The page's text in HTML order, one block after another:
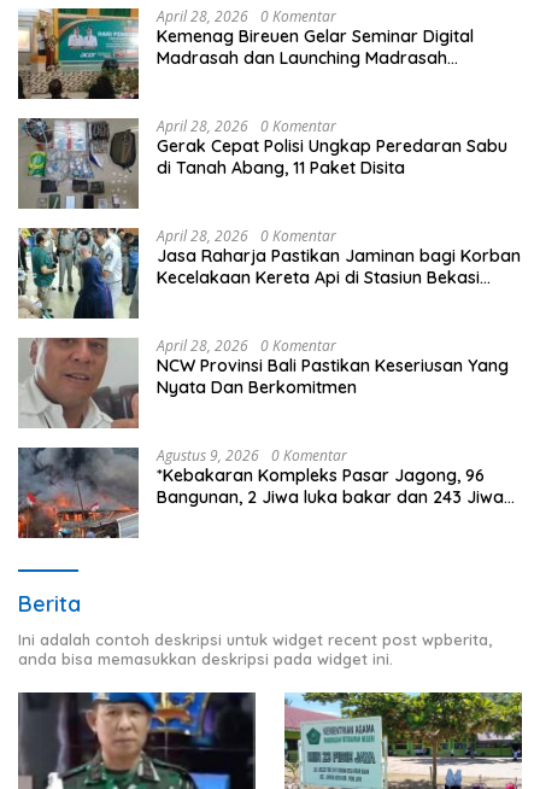
April 28, 2026 0 Komentar
Kemenag Bireuen Gelar Seminar Digital
Madrasah dan Launching Madrasah
April 28, 2026 0 Komentar
Gerak Cepat Polisi Ungkap Peredaran Sabu
di Tanah Abang, 11 Paket Disita
April 28, 2026 0 Komentar
Jasa Raharja Pastikan Jaminan bagi Korban
Kecelakaan Kereta Api di Stasiun Bekasi
April 28, 2026 0 Komentar
NCW Provinsi Bali Pastikan Keseriusan Yang
Nyata Dan Berkomitmen
Agustus 9, 2026 0 Komentar
*Kebakaran Kompleks Pasar Jagong, 96
Bangunan, 2 Jiwa luka bakar dan 243 Jiwa
Berita
Ini adalah contoh deskripsi untuk widget recent post wpberita,
anda bisa memasukkan deskripsi pada widget ini.